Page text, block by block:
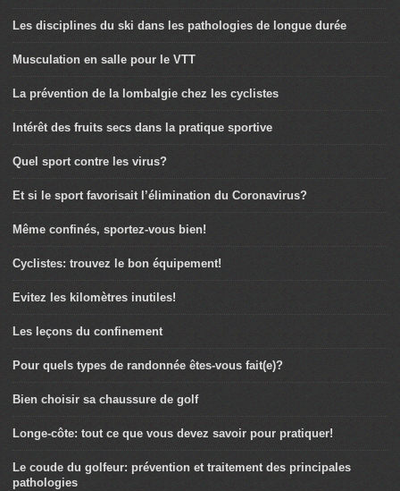
Les disciplines du ski dans les pathologies de longue durée
Musculation en salle pour le VTT
La prévention de la lombalgie chez les cyclistes
Intérêt des fruits secs dans la pratique sportive
Quel sport contre les virus?
Et si le sport favorisait l’élimination du Coronavirus?
Même confinés, sportez-vous bien!
Cyclistes: trouvez le bon équipement!
Evitez les kilomètres inutiles!
Les leçons du confinement
Pour quels types de randonnée êtes-vous fait(e)?
Bien choisir sa chaussure de golf
Longe-côte: tout ce que vous devez savoir pour pratiquer!
Le coude du golfeur: prévention et traitement des principales
pathologies